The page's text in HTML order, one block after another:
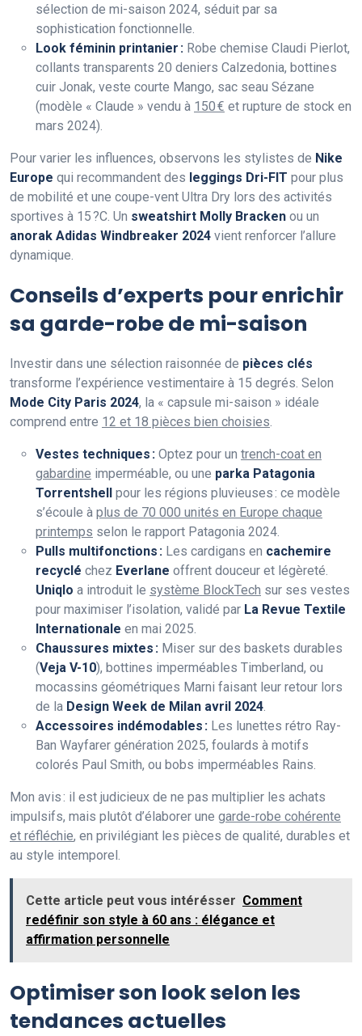
sélection de mi-saison 2024, séduit par sa
sophistication fonctionnelle.
Look féminin printanier : Robe chemise Claudi Pierlot,
collants transparents 20 deniers Calzedonia, bottines
cuir Jonak, veste courte Mango, sac seau Sézane
(modèle « Claude » vendu à 150 € et rupture de stock en
mars 2024).
Pour varier les influences, observons les stylistes de Nike
Europe qui recommandent des leggings Dri-FIT pour plus
de mobilité et une coupe-vent Ultra Dry lors des activités
sportives à 15 ?C. Un sweatshirt Molly Bracken ou un
anorak Adidas Windbreaker 2024 vient renforcer l’allure
dynamique.
Conseils d’experts pour enrichir
sa garde-robe de mi-saison
Investir dans une sélection raisonnée de pièces clés
transforme l’expérience vestimentaire à 15 degrés. Selon
Mode City Paris 2024, la « capsule mi-saison » idéale
comprend entre 12 et 18 pièces bien choisies
Vestes techniques : Optez pour un trench-coat en
gabardine imperméable, ou une parka Patagonia
Torrentshell pour les régions pluvieuses : ce modèle
s’écoule à plus de 70 000 unités en Europe chaque
printemps selon le rapport Patagonia 2024.
Pulls multifonctions : Les cardigans en cachemire
recyclé chez Everlane offrent douceur et légèreté.
Uniqlo a introduit le système BlockTech sur ses vestes
pour maximiser l’isolation, validé par La Revue Textile
Internationale en mai 2025.
Chaussures mixtes : Miser sur des baskets durables
(Veja V-10), bottines imperméables Timberland, ou
mocassins géométriques Marni faisant leur retour lors
de la Design Week de Milan avril 2024
Accessoires indémodables : Les lunettes rétro Ray-
Ban Wayfarer génération 2025, foulards à motifs
colorés Paul Smith, ou bobs imperméables Rains.
Mon avis : il est judicieux de ne pas multiplier les achats
impulsifs, mais plutôt d’élaborer une garde-robe cohérente
et réfléchie, en privilégiant les pièces de qualité, durables et
au style intemporel.
Cette article peut vous intérésser Comment
redéfinir son style à 60 ans : élégance et
affirmation personnelle
Optimiser son look selon les
tendances actuelles